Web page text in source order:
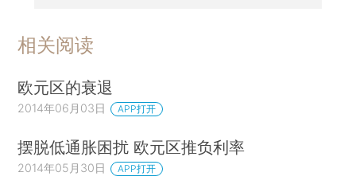
相关阅读
欧元区的衰退
2014年06月03日 APP打开
摆脱低通胀困扰 欧元区推负利率
2014年05月30日 APP打开